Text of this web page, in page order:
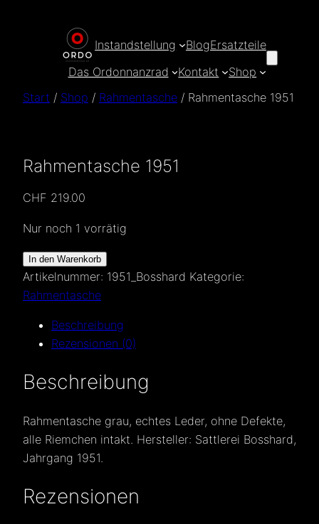
Instandstellung BlogErsatzteile
Das Ordonnanzrad
Kontakt
Shop
Start / Shop / Rahmentasche / Rahmentasche 1951
Rahmentasche 1951
CHF 219.00
Nur noch 1 vorrätig
Rahmentasche
1951
Menge
In den Warenkorb
Artikelnummer: 1951_Bosshard Kategorie:
Rahmentasche
Beschreibung
Rezensionen (0)
Beschreibung
Rahmentasche grau, echtes Leder, ohne Defekte,
alle Riemchen intakt. Hersteller: Sattlerei Bosshard,
Jahrgang 1951.
Rezensionen